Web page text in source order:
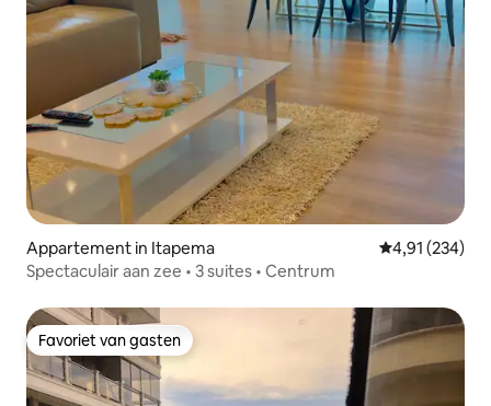
Appartement in Itapema Gemiddelde
4,91 (234)
Spectaculair aan zee • 3 suites • Centrum
Favoriet van gasten
Favoriet van gasten